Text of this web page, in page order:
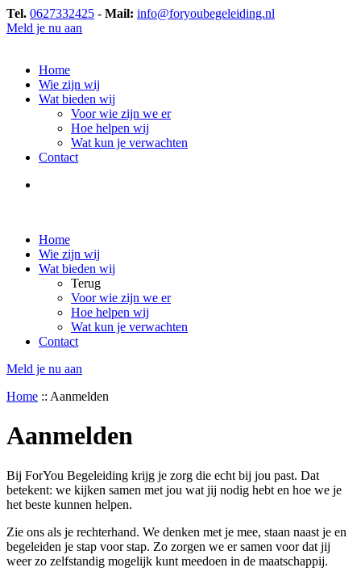
Tel. 0627332425 - Mail: info@foryoubegeleiding.nl
Meld je nu aan
Home
Wie zijn wij
Wat bieden wij
Voor wie zijn we er
Hoe helpen wij
Wat kun je verwachten
Contact
Home
Wie zijn wij
Wat bieden wij
Terug
Voor wie zijn we er
Hoe helpen wij
Wat kun je verwachten
Contact
Meld je nu aan
Home :: Aanmelden
Aanmelden
Bij ForYou Begeleiding krijg je zorg die echt bij jou past. Dat
betekent: we kijken samen met jou wat jij nodig hebt en hoe we je
het beste kunnen helpen.
Zie ons als je rechterhand. We denken met je mee, staan naast je en
begeleiden je stap voor stap. Zo zorgen we er samen voor dat jij
weer zo zelfstandig mogelijk kunt meedoen in de maatschappij.